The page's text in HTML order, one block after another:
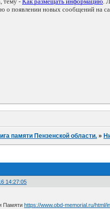
о появлении новых сообщений на
памяти Пензенской области. »
14:27:05
Памятиhttps://www.obd-memorial.ru/html/